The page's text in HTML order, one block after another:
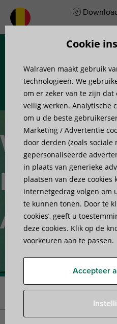
Walraven
Heavy
Ankers
Home»Walraven Heavy Duty
Cookie
Walraven maakt gebruik
technologieën. We
om er zeker van te zijn dat
veilig werken. Analytische
om u de beste
Marketing / Advertentie
door derden (zoals sociale
gepersonaliseerde
in plaats van generieke
plaatsen van deze
internetgedrag volgen om
te kunnen tonen. Door te
cookies’, geeft u
deze cookies. Klik op de
voorkeuren aan te passen.
Accepteer